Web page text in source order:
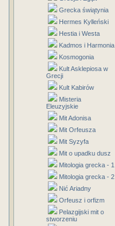
Grecka świątynia
Hermes Kylleński
Hestia i Westa
Kadmos i Harmonia
Kosmogonia
Kult Asklepiosa w
Grecji
Kult Kabirów
Misteria
Eleuzyjskie
Mit Adonisa
Mit Orfeusza
Mit Syzyfa
Mit o upadku dusz
Mitologia grecka - 1
Mitologia grecka - 2
Nić Ariadny
Orfeusz i orfizm
Pelazgijski mit o
stworzeniu